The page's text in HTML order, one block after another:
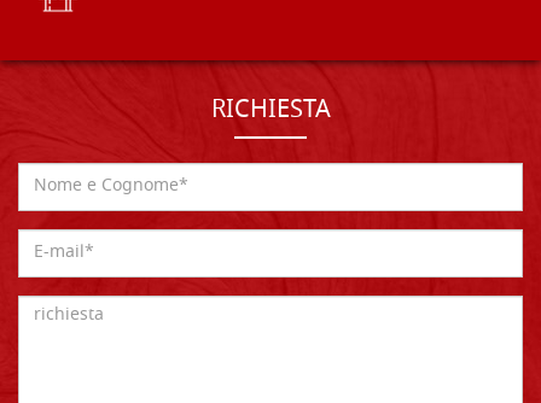
RICHIESTA